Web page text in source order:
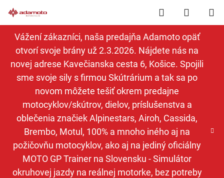
na
obsah
Vážení zákazníci, naša predajňa Adamoto opäť
otvorí svoje brány už 2.3.2026. Nájdete nás na
novej adrese Kavečianska cesta 6, Košice. Spojili
sme svoje sily s firmou Skútrárium a tak sa po
novom môžete tešiť okrem predajne
motocyklov/skútrov, dielov, príslušenstva a
oblečenia značiek Alpinestars, Airoh, Cassida,
Brembo, Motul, 100% a mnoho iného aj na
požičovňu motocyklov, ako aj na jediný oficiálny
MOTO GP Trainer na Slovensku - Simulátor
okruhovej jazdy na reálnej motorke, bez potreby
Hľadať
KOŠÍK